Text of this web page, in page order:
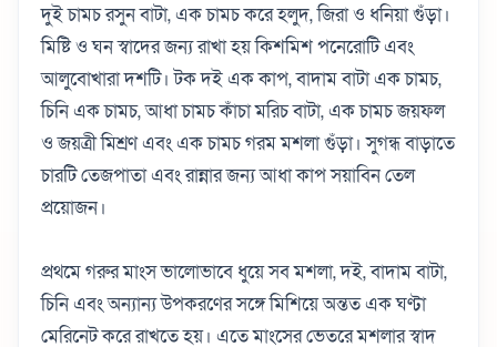
দুই চামচ রসুন বাটা, এক চামচ করে হলুদ, জিরা ও ধনিয়া গুঁড়া।
মিষ্টি ও ঘন স্বাদের জন্য রাখা হয় কিশমিশ পনেরোটি এবং
আলুবোখারা দশটি। টক দই এক কাপ, বাদাম বাটা এক চামচ,
চিনি এক চামচ, আধা চামচ কাঁচা মরিচ বাটা, এক চামচ জয়ফল
ও জয়ত্রী মিশ্রণ এবং এক চামচ গরম মশলা গুঁড়া। সুগন্ধ বাড়াতে
চারটি তেজপাতা এবং রান্নার জন্য আধা কাপ সয়াবিন তেল
প্রয়োজন।
প্রথমে গরুর মাংস ভালোভাবে ধুয়ে সব মশলা, দই, বাদাম বাটা,
চিনি এবং অন্যান্য উপকরণের সঙ্গে মিশিয়ে অন্তত এক ঘণ্টা
মেরিনেট করে রাখতে হয়। এতে মাংসের ভেতরে মশলার স্বাদ